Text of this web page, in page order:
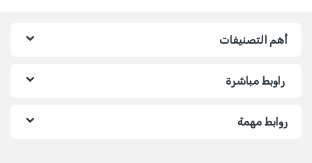
أهم التصنيفات
راوبط مباشرة
روابط مهمة